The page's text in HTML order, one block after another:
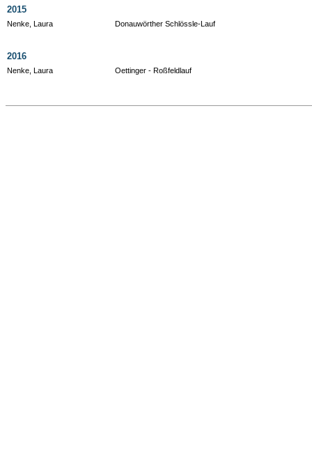
2015
Nenke, Laura Donauwörther Schlössle-Lauf
2016
Nenke, Laura Oettinger - Roßfeldlauf